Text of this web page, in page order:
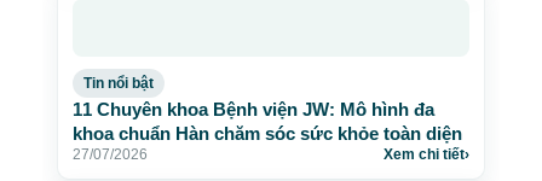
Tin nổi bật
11 Chuyên khoa Bệnh viện JW: Mô hình đa
khoa chuẩn Hàn chăm sóc sức khỏe toàn diện
27/07/2026 Xem chi tiết›